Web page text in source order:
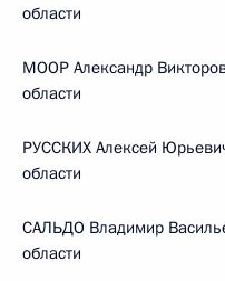
области
МООР Александр
области
РУССКИХ Алексей
области
САЛЬДО Владимир
области